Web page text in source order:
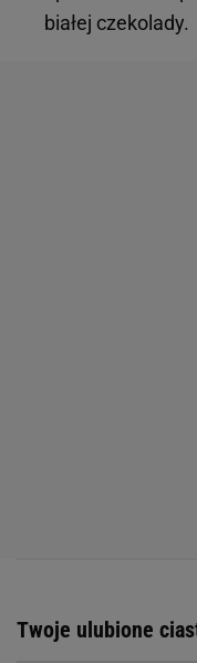
białej czekolady.
Twoje ulubione